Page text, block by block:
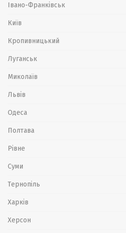
Івано-Франківськ
Київ
Кропивницький
Луганськ
Миколаїв
Львів
Одеса
Полтава
Рівне
Суми
Тернопіль
Харків
Херсон